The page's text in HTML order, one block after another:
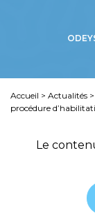
Accueil > Actualités >
procédure
Le